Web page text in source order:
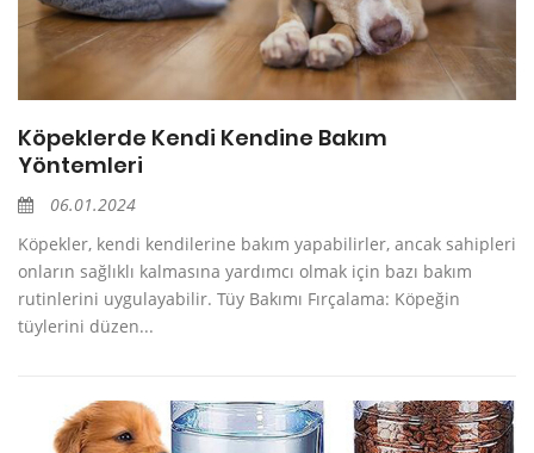
Köpeklerde Kendi Kendine Bakım
Yöntemleri
06.01.2024
Köpekler, kendi kendilerine bakım yapabilirler, ancak sahipleri
onların sağlıklı kalmasına yardımcı olmak için bazı bakım
rutinlerini uygulayabilir. Tüy Bakımı Fırçalama: Köpeğin
tüylerini düzen...